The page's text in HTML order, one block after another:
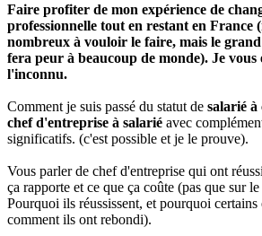
Faire profiter de mon expérience de
professionnelle tout en restant en France
nombreux à vouloir le faire, mais le
fera peur à beaucoup de monde). Je
l'inconnu.
Comment je suis passé du statut de salarié
chef d'entreprise à salarié avec
significatifs. (c'est possible et je le prouve).
Vous parler de chef d'entreprise qui ont
ça rapporte et ce que ça coûte (pas que sur
Pourquoi ils réussissent, et pourquoi certains
comment ils ont rebondi).